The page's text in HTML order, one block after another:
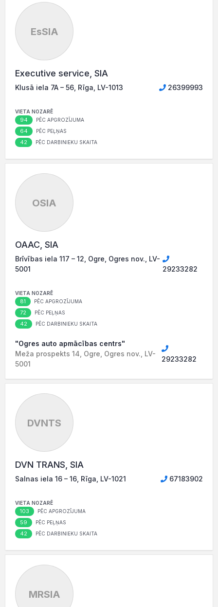
EsSIA
Executive service, SIA
Klusā iela 7A – 56, Rīga, LV-1013 26399993
VIETA NOZARĒ
94 PĒC APGROZĪJUMA
64 PĒC PEĻŅAS
42 PĒC DARBINIEKU SKAITA
OSIA
OAAC, SIA
Brīvības iela 117 – 12, Ogre, Ogres nov., LV-
5001
29233282
VIETA NOZARĒ
81 PĒC APGROZĪJUMA
72 PĒC PEĻŅAS
42 PĒC DARBINIEKU SKAITA
"Ogres auto apmācības centrs"
Meža prospekts 14, Ogre, Ogres nov., LV-
5001
29233282
DVNTS
DVN TRANS, SIA
Salnas iela 16 – 16, Rīga, LV-1021 67183902
VIETA NOZARĒ
103 PĒC APGROZĪJUMA
59 PĒC PEĻŅAS
42 PĒC DARBINIEKU SKAITA
MRSIA